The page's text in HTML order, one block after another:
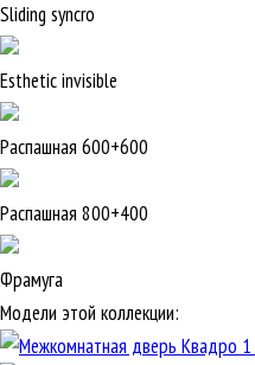
Sliding syncro
Esthetic invisible
Распашная 600+600
Распашная 800+400
Фрамуга
Модели этой коллекции: